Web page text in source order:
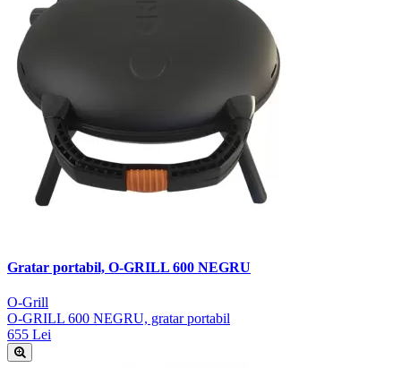
Gratar portabil, O-GRILL 600 NEGRU
O-Grill
O-GRILL 600 NEGRU, gratar portabil
655 Lei